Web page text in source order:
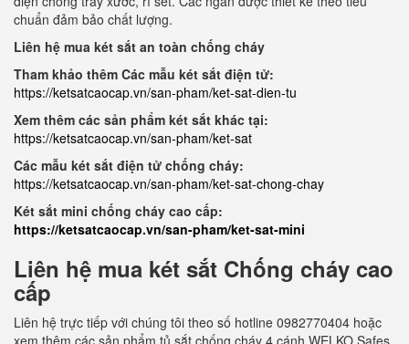
chuẩn đảm bảo chất lượng.
Liên hệ mua két sắt an toàn chống cháy
Tham khảo thêm Các mẫu két sắt điện tử:
https://ketsatcaocap.vn/san-pham/ket-sat-dien-tu
Xem thêm các sản phẩm két sắt khác tại:
https://ketsatcaocap.vn/san-pham/ket-sat
Các mẫu két sắt điện tử chống cháy:
https://ketsatcaocap.vn/san-pham/ket-sat-chong-chay
Két sắt mini chống cháy cao cấp:
https://ketsatcaocap.vn/san-pham/ket-sat-mini
Liên hệ mua két sắt Chống cháy cao
cấp
Liên hệ trực tiếp với chúng tôi theo số hotline 0982770404 hoặc
xem thêm các sản phẩm tủ sắt chống cháy 4 cánh WELKO Safes